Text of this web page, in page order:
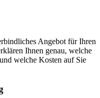
Angebot für Ihren
Ihnen genau, welche
welche Kosten auf Sie